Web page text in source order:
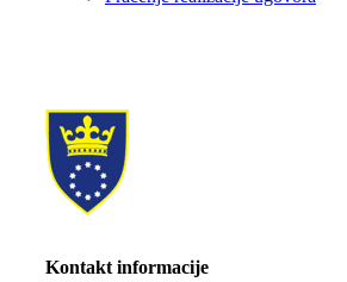
Kontakt informacije